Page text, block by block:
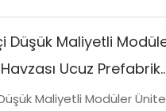
Düşük Maliyetli
Ucuz Prefabrik
Evleri Avrupa İçin İki
Maliyetli Modüler Ünite